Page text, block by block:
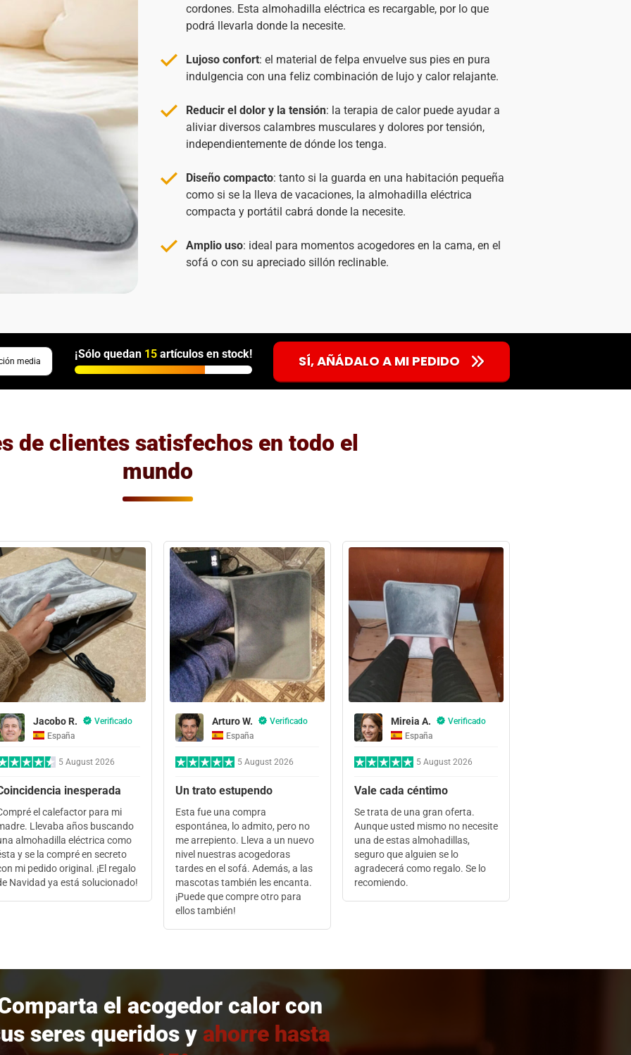
cordones. Esta almohadilla eléctrica es recargable, por lo que
podrá llevarla donde la necesite.
Lujoso confort: el material de felpa envuelve sus pies en pura
indulgencia con una feliz combinación de lujo y calor relajante.
Reducir el dolor y la tensión: la terapia de calor puede ayudar a
aliviar diversos calambres musculares y dolores por tensión,
independientemente de dónde los tenga.
Diseño compacto: tanto si la guarda en una habitación pequeña
como si se la lleva de vacaciones, la almohadilla eléctrica
compacta y portátil cabrá donde la necesite.
Amplio uso: ideal para momentos acogedores en la cama, en el
sofá o con su apreciado sillón reclinable.
media
¡Sólo quedan 15artículos en stock! SÍ, AÑÁDALO A MI PEDIDO
de clientes satisfechos en todo el
mundo
Jacobo R.
Verificado
España
5 August 2026
inesperada
el calefactor para mi
Llevaba años buscando
almohadilla eléctrica como
y se la compré en secreto
mi pedido original. ¡El regalo
Navidad ya está solucionado!
Arturo W.
Verificado
España
5 August 2026
Un trato estupendo
Esta fue una compra
espontánea, lo admito, pero no
me arrepiento. Lleva a un nuevo
nivel nuestras acogedoras
tardes en el sofá. Además, a las
mascotas también les encanta.
¡Puede que compre otro para
ellos también!
Mireia A.
Verificado
España
5 August 2026
Vale cada céntimo
Se trata de una gran oferta.
Aunque usted mismo no necesite
una de estas almohadillas,
seguro que alguien se lo
agradecerá como regalo. Se lo
recomiendo.
el acogedor calor con
seres queridos y ahorre hasta